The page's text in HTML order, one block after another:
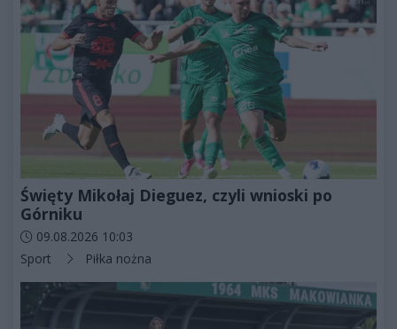
Święty Mikołaj Dieguez, czyli wnioski po
Górniku
Data dodania artykułu:
09.08.2026 10:03
Kategorie artykułu:
Sport Piłka nożna